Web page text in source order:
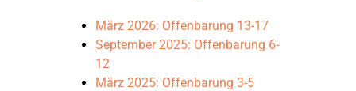
März 2026: Offenbarung 13-17
September 2025: Offenbarung 6-
12
März 2025: Offenbarung 3-5